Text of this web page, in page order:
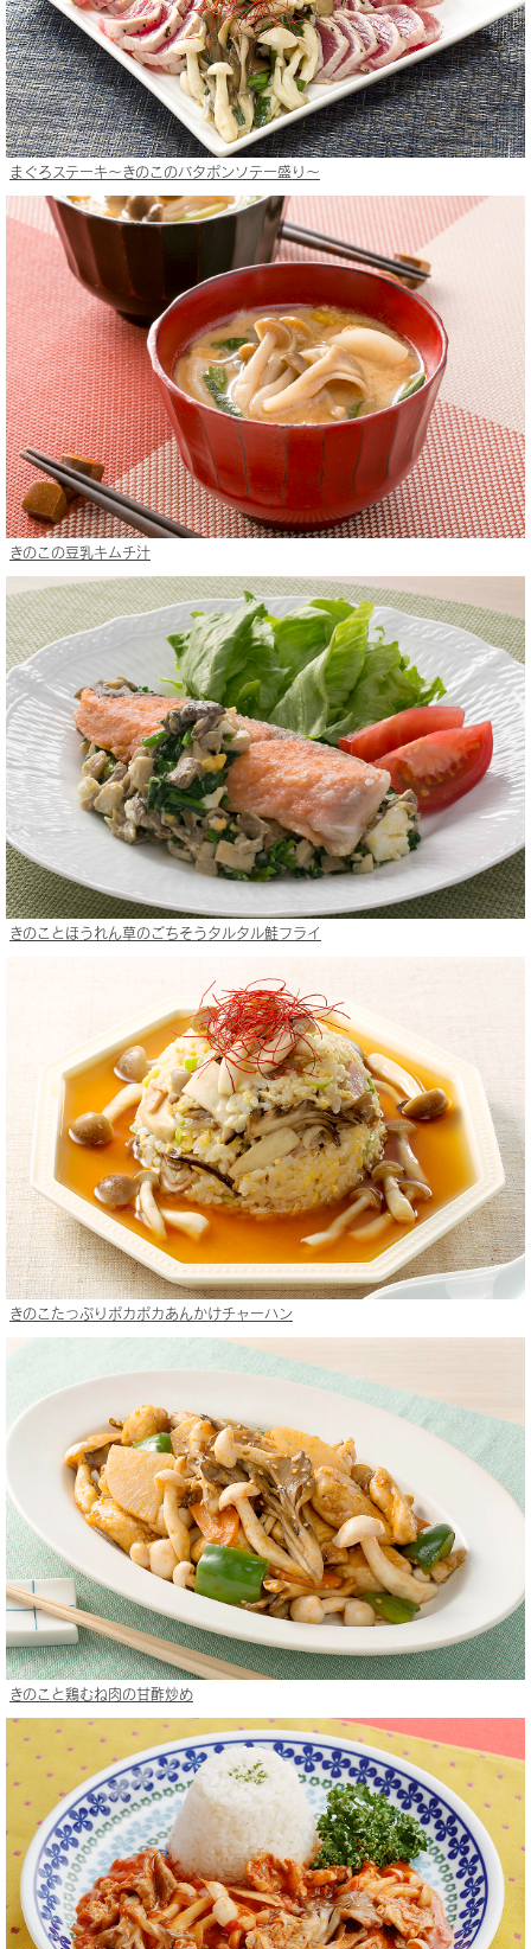
まぐろステーキ〜きのこのバタポンソテー盛り〜
きのこの豆乳キムチ汁
きのことほうれん草のごちそうタルタル鮭フライ
きのこたっぷりポカポカあんかけチャーハン
きのこと鶏むね肉の甘酢炒め